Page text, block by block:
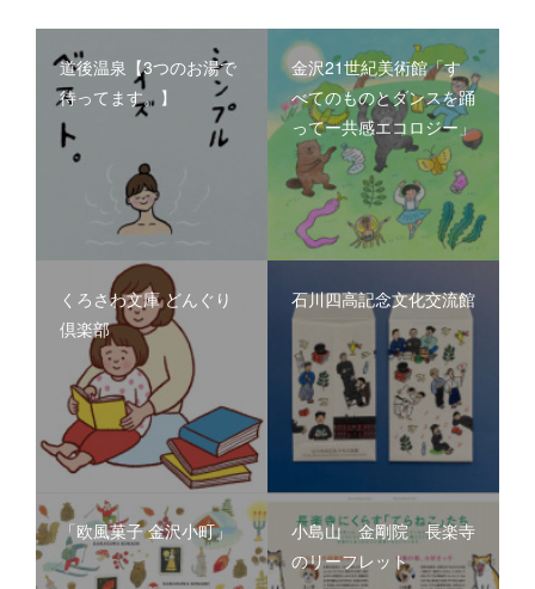
道後温泉【3つのお湯で
待ってます。】
金沢21世紀美術館「す
べてのものとダンスを踊
ってー共感エコロジー」
くろさわ文庫 どんぐり
倶楽部
石川四高記念文化交流館
「欧風菓子 金沢小町」
小島山 金剛院 長楽寺
のリーフレット